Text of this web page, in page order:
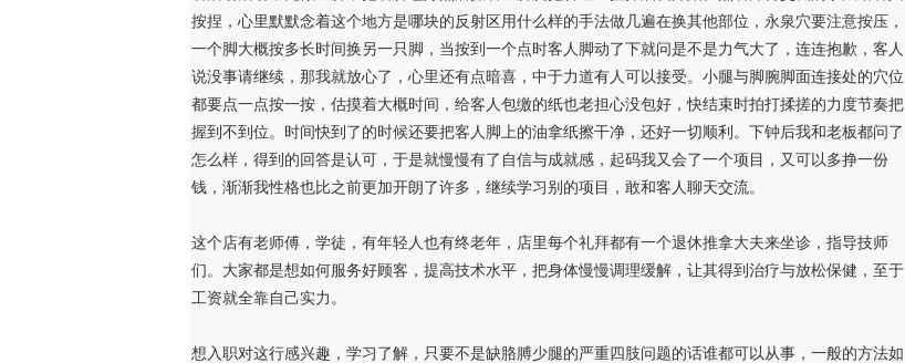
按捏，心里默默念着这个地方是哪块的反射区用什么样的手法做几遍在换其他部位，永泉穴要注意按压，
一个脚大概按多长时间换另一只脚，当按到一个点时客人脚动了下就问是不是力气大了，连连抱歉，客人
说没事请继续，那我就放心了，心里还有点暗喜，中于力道有人可以接受。小腿与脚腕脚面连接处的穴位
都要点一点按一按，估摸着大概时间，给客人包缴的纸也老担心没包好，快结束时拍打揉搓的力度节奏把
握到不到位。时间快到了的时候还要把客人脚上的油拿纸擦干净，还好一切顺利。下钟后我和老板都问了
怎么样，得到的回答是认可，于是就慢慢有了自信与成就感，起码我又会了一个项目，又可以多挣一份
钱，渐渐我性格也比之前更加开朗了许多，继续学习别的项目，敢和客人聊天交流。
这个店有老师傅，学徒，有年轻人也有终老年，店里每个礼拜都有一个退休推拿大夫来坐诊，指导技师
们。大家都是想如何服务好顾客，提高技术水平，把身体慢慢调理缓解，让其得到治疗与放松保健，至于
工资就全靠自己实力。
想入职对这行感兴趣，学习了解，只要不是缺胳膊少腿的严重四肢问题的话谁都可以从事，一般的方法如